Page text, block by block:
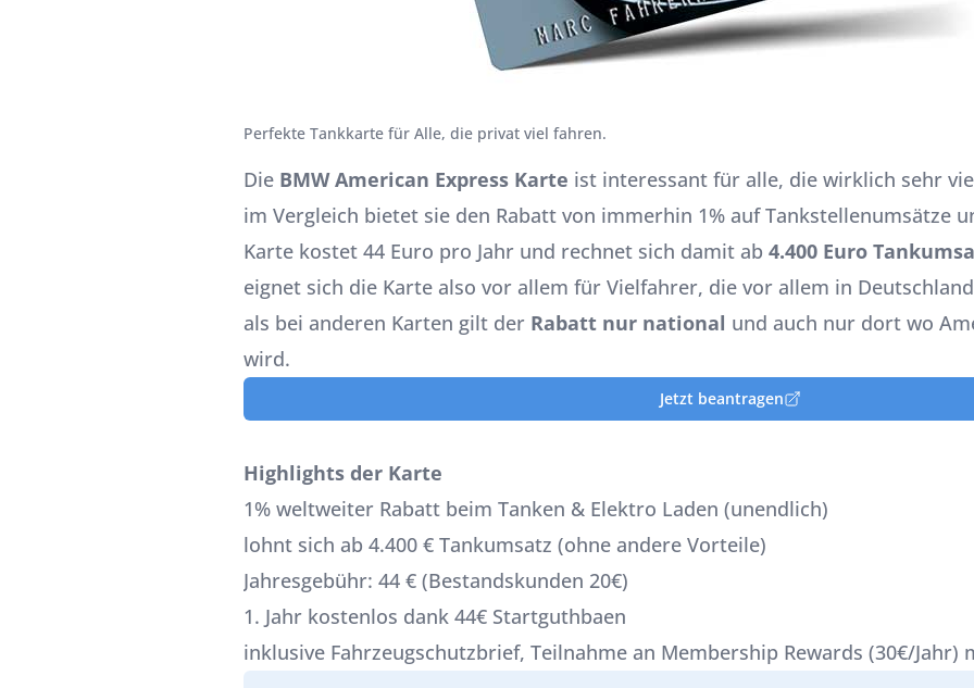
Perfekte Tankkarte für Alle, die privat viel fahren.
Die BMW American Express Karte ist interessant für alle, die wirklich sehr
im Vergleich bietet sie den Rabatt von immerhin 1% auf Tankstellenumsätze
Karte kostet 44 Euro pro Jahr und rechnet sich damit ab 4.400 Euro
eignet sich die Karte also vor allem für Vielfahrer, die vor allem in
als bei anderen Karten gilt der Rabatt nur national und auch nur dort wo
wird.
Jetzt beantragen
Highlights der Karte
1% weltweiter Rabatt beim Tanken & Elektro Laden (unendlich)
lohnt sich ab 4.400 € Tankumsatz (ohne andere Vorteile)
Jahresgebühr: 44 € (Bestandskunden 20€)
1. Jahr kostenlos dank 44€ Startguthbaen
inklusive Fahrzeugschutzbrief, Teilnahme an Membership Rewards (30€/Jahr)